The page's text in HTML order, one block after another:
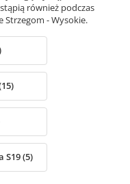
również podczas
Strzegom - Wysokie.
(5)